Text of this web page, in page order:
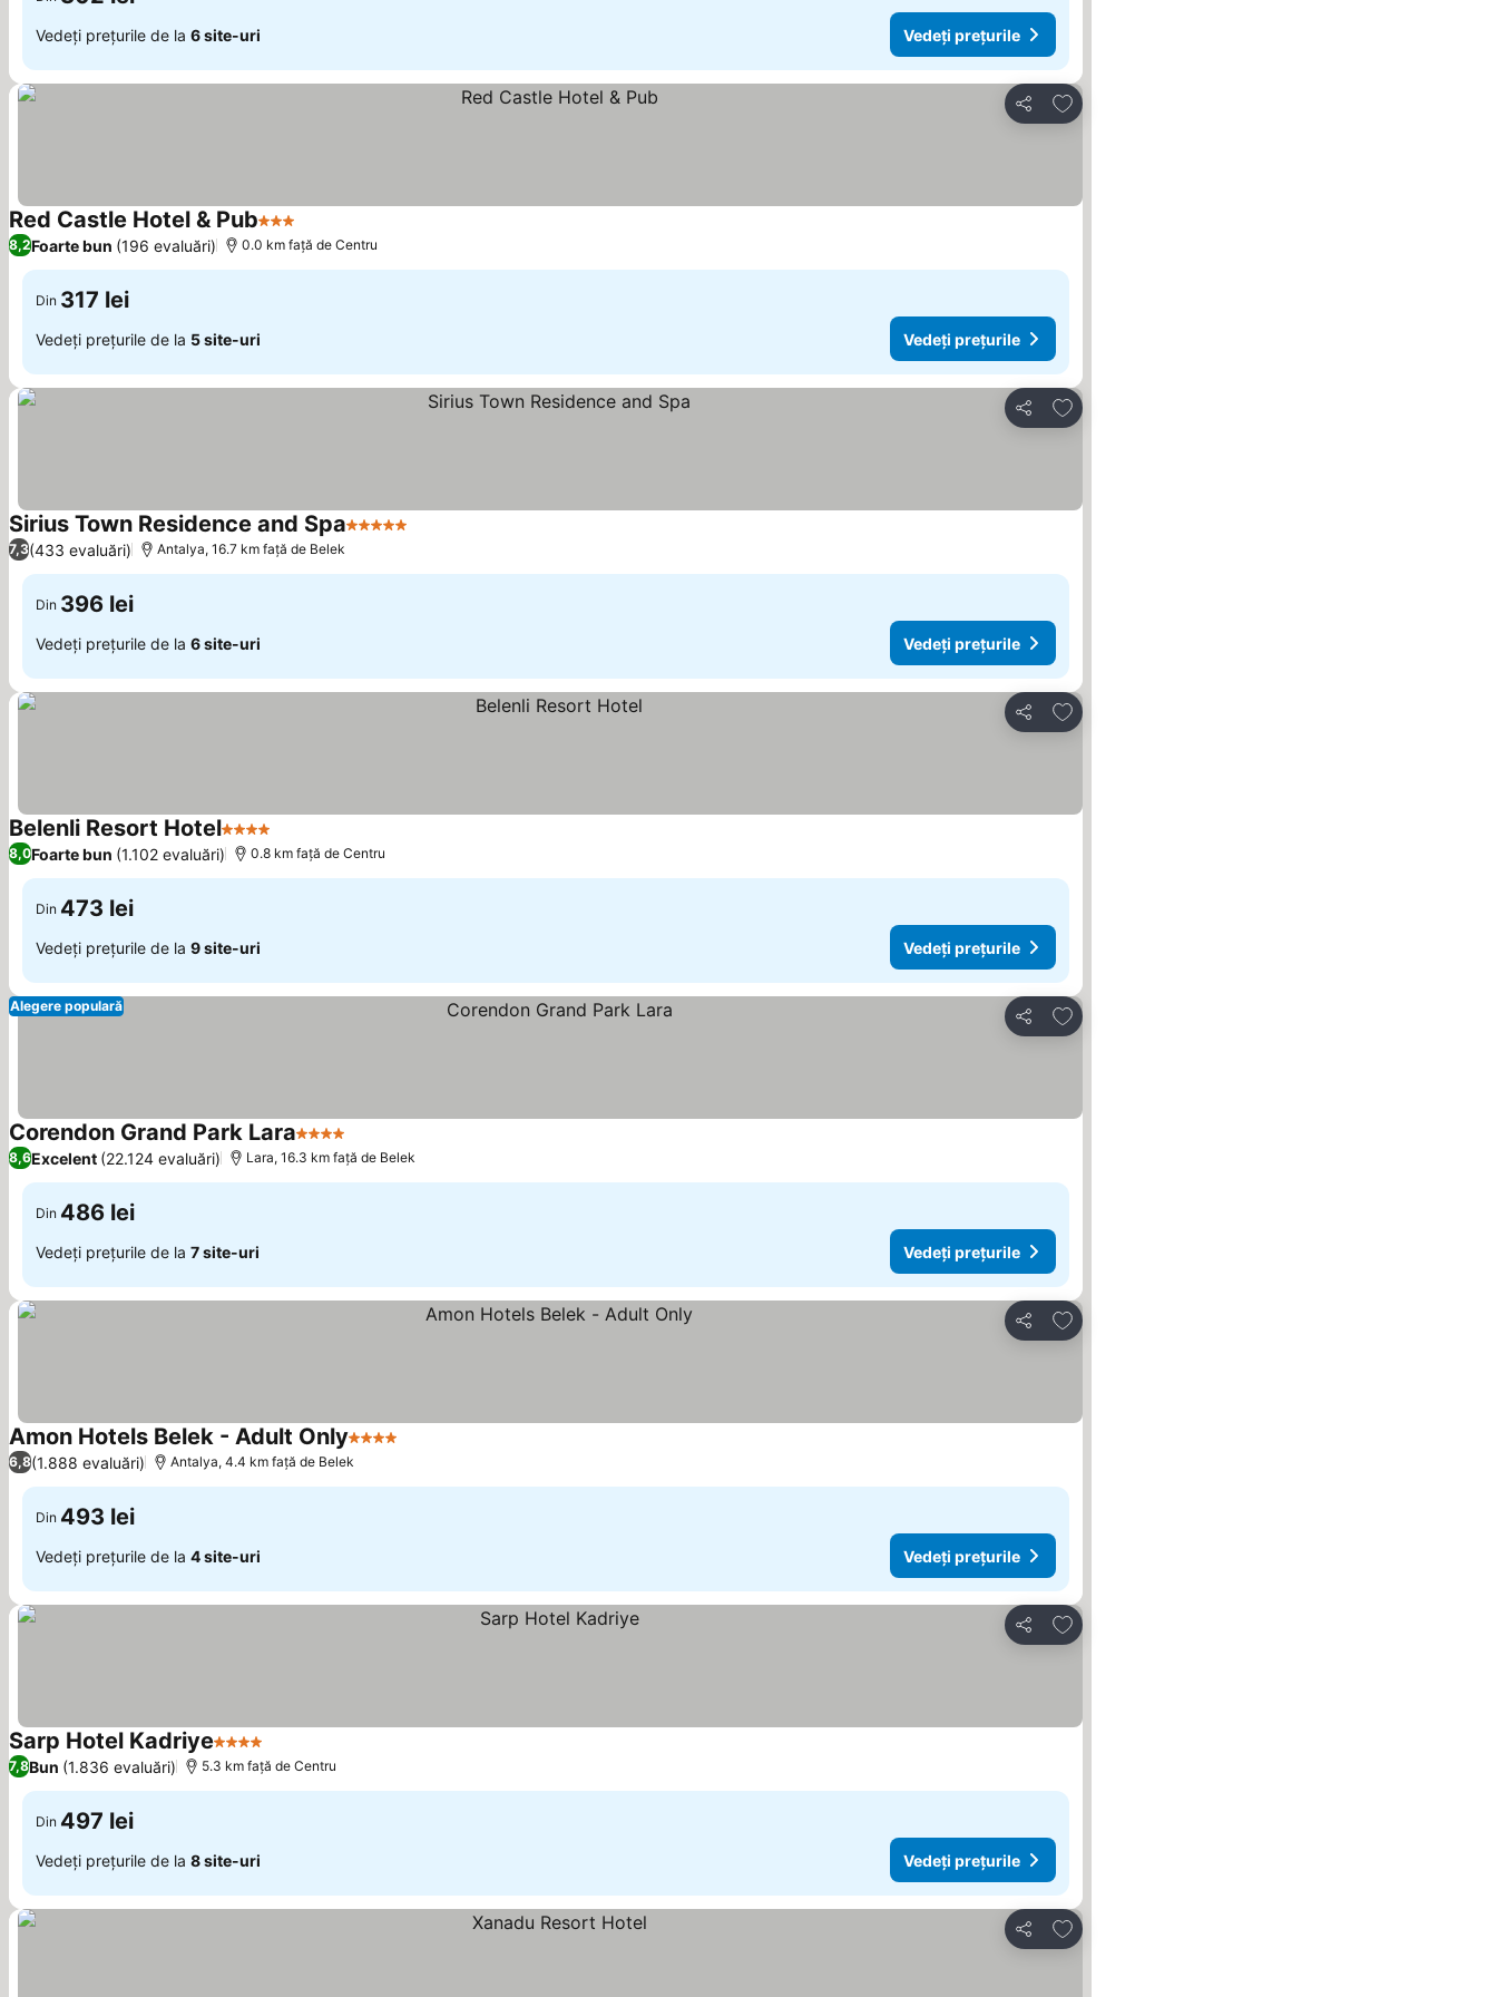
Vedeți prețurile de la 6 site-uri Vedeți prețurile
Distribuiți
Adăugaţi la favorite
Red Castle Hotel & Pub3 Stele
8,2Foarte bun (196 evaluări) 0.0 km faţă de Centru
Din 317 lei
Vedeți prețurile de la 5 site-uri Vedeți prețurile
Distribuiți
Adăugaţi la favorite
Sirius Town Residence and Spa5 Stele
7,3(433 evaluări) Antalya, 16.7 km faţă de Belek
Din 396 lei
Vedeți prețurile de la 6 site-uri Vedeți prețurile
Distribuiți
Adăugaţi la favorite
Belenli Resort Hotel4 Stele
8,0Foarte bun (1.102 evaluări) 0.8 km faţă de Centru
Din 473 lei
Vedeți prețurile de la 9 site-uri Vedeți prețurile
Distribuiți
Adăugaţi la favorite
Alegere populară
Corendon Grand Park Lara4 Stele
8,6Excelent (22.124 evaluări) Lara, 16.3 km faţă de Belek
Din 486 lei
Vedeți prețurile de la 7 site-uri Vedeți prețurile
Distribuiți
Adăugaţi la favorite
Amon Hotels Belek - Adult Only4 Stele
6,8(1.888 evaluări) Antalya, 4.4 km faţă de Belek
Din 493 lei
Vedeți prețurile de la 4 site-uri Vedeți prețurile
Distribuiți
Adăugaţi la favorite
Sarp Hotel Kadriye4 Stele
7,8Bun (1.836 evaluări) 5.3 km faţă de Centru
Din 497 lei
Vedeți prețurile de la 8 site-uri Vedeți prețurile
Distribuiți
Adăugaţi la favorite